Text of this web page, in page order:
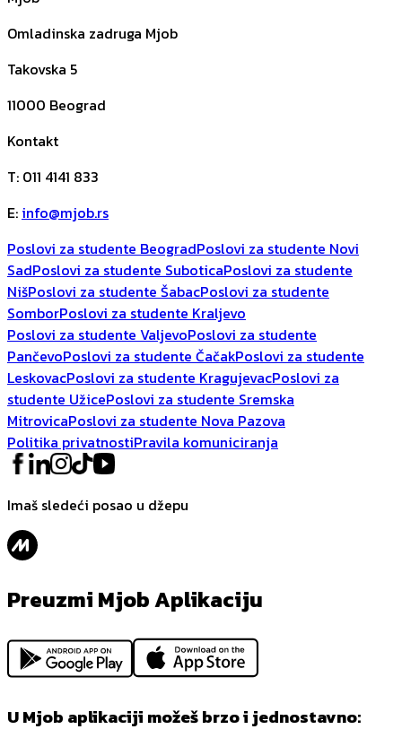
Omladinska zadruga Mjob
Takovska 5
11000 Beograd
Kontakt
T: 011 4141 833
E: info@mjob.rs
Poslovi za studente BeogradPoslovi za studente Novi
SadPoslovi za studente SuboticaPoslovi za studente
NišPoslovi za studente ŠabacPoslovi za studente
SomborPoslovi za studente Kraljevo
Poslovi za studente ValjevoPoslovi za studente
PančevoPoslovi za studente ČačakPoslovi za studente
LeskovacPoslovi za studente KragujevacPoslovi za
studente UžicePoslovi za studente Sremska
MitrovicaPoslovi za studente Nova Pazova
Politika privatnostiPravila komuniciranja
Imaš sledeći posao u džepu
Preuzmi Mjob Aplikaciju
U Mjob aplikaciji možeš brzo i jednostavno: